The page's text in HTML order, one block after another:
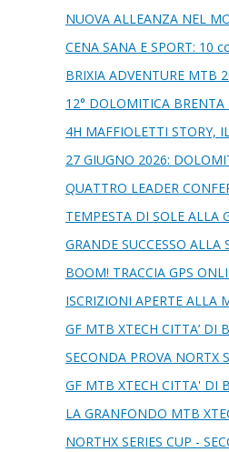
NUOVA ALLEANZA NEL
CENA SANA E SPORT: 10
BRIXIA ADVENTURE MTB
12° DOLOMITICA BRENTA
4H MAFFIOLETTI STORY,
27 GIUGNO 2026:
QUATTRO LEADER
TEMPESTA DI SOLE ALLA
GRANDE SUCCESSO
BOOM! TRACCIA GPS
ISCRIZIONI APERTE ALLA
GF MTB XTECH CITTA’ DI
SECONDA PROVA NORTX
GF MTB XTECH CITTA' DI
LA GRANFONDO MTB
NORTHX SERIES CUP -